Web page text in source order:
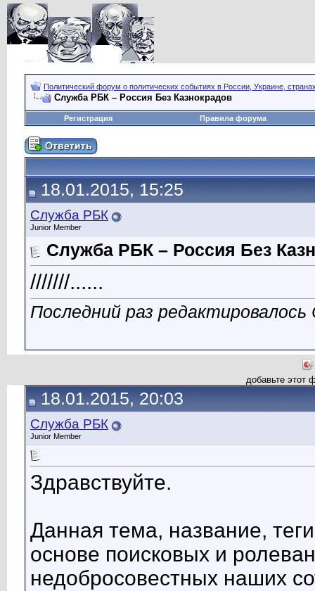
Политический форум о политических событиях в России, Украине,
Служба РБК – Россия Без Казнокрадов
Регистрация Правила форума
18.01.2015, 15:25
Служба РБК
Junior Member
Служба РБК – Россия Без
///////......
Последний раз
добавьте этот
18.01.2015, 20:03
Служба РБК
Junior Member
Здравствуйте.
Данная тема, название,
основе поисковых и
недобросовестных наших